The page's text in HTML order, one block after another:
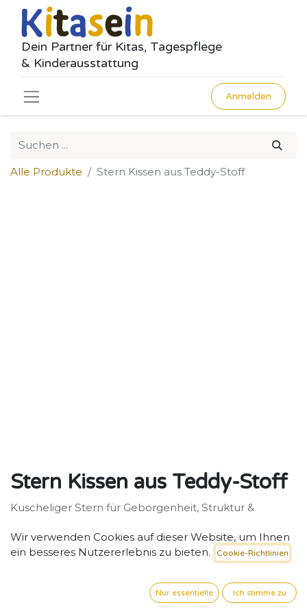
Dein Partner für Kitas, Tagespflege
& Kinderausstattung
Anmelden
Alle Produkte Stern Kissen aus Teddy-Stoff
Stern Kissen aus Teddy-Stoff
Kuscheliger Stern für Geborgenheit, Struktur &
41,93€ exkl. MwSt. zzgl. Versand
Wir verwenden Cookies auf dieser Website, um Ihnen
ein besseres Nutzererlebnis zu bieten.
Cookie-Richtlinien
Nur essentielle Ich stimme zu